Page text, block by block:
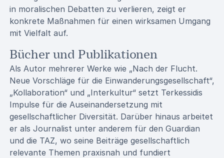
in moralischen Debatten zu verlieren, zeigt er
konkrete Maßnahmen für einen wirksamen Umgang
mit Vielfalt auf.
Bücher und Publikationen
Als Autor mehrerer Werke wie „Nach der Flucht.
Neue Vorschläge für die Einwanderungsgesellschaft“,
„Kollaboration“ und „Interkultur“ setzt Terkessidis
Impulse für die Auseinandersetzung mit
gesellschaftlicher Diversität. Darüber hinaus arbeitet
er als Journalist unter anderem für den Guardian
und die TAZ, wo seine Beiträge gesellschaftlich
relevante Themen praxisnah und fundiert